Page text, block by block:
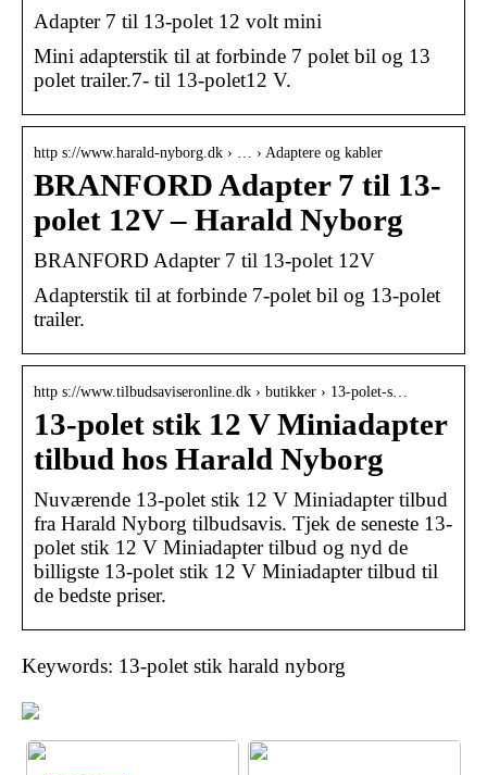
Adapter 7 til 13-polet 12 volt mini
Mini adapterstik til at forbinde 7 polet bil og 13
polet trailer.7- til 13-polet12 V.
http s://www.harald-nyborg.dk › … › Adaptere og kabler
BRANFORD Adapter 7 til 13-
polet 12V – Harald Nyborg
BRANFORD Adapter 7 til 13-polet 12V
Adapterstik til at forbinde 7-polet bil og 13-polet
trailer.
http s://www.tilbudsaviseronline.dk › butikker › 13-polet-s…
13-polet stik 12 V Miniadapter
tilbud hos Harald Nyborg
Nuværende 13-polet stik 12 V Miniadapter tilbud
fra Harald Nyborg tilbudsavis. Tjek de seneste 13-
polet stik 12 V Miniadapter tilbud og nyd de
billigste 13-polet stik 12 V Miniadapter tilbud til
de bedste priser.
Keywords: 13-polet stik harald nyborg